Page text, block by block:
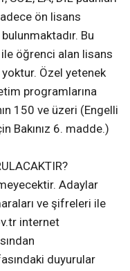
ön lisans
Bu
ile öğrenci alan lisans
Özel yetenek
programlarına
150 ve üzeri (Engelli
Bakınız 6. madde.)
Adaylar
ve şifreleri ile
internet
duyurular